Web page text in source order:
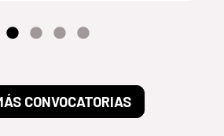
CONVOCATORIAS